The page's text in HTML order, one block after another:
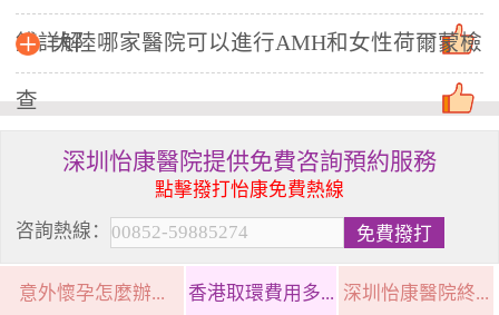
錢詳解大陸哪家醫院可以進行AMH和女性荷爾蒙檢
查
深圳怡康醫院提供免費咨詢預約服務
點擊撥打怡康免費熱線
咨詢熱線：
意外懷孕怎麼辦... 香港取環費用多... 深圳怡康醫院終...